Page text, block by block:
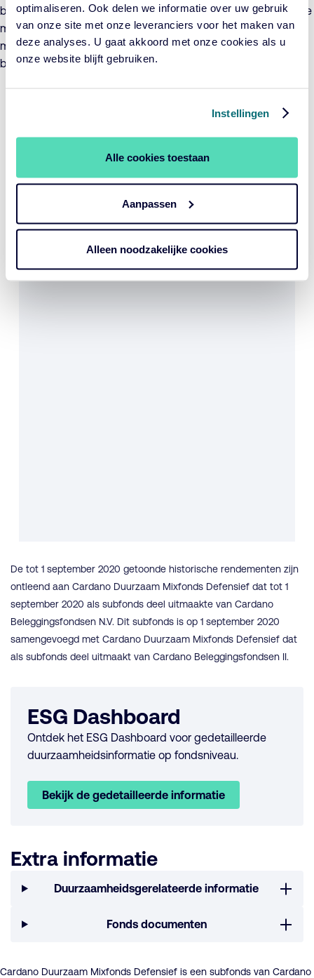
optimaliseren. Ook delen we informatie over uw gebruik
van onze site met onze leveranciers voor het maken van
deze analyses. U gaat akkoord met onze cookies als u
onze website blijft gebruiken.
Instellingen
Alle cookies toestaan
Aanpassen
Alleen noodzakelijke cookies
belegd kan worden. Hierdoor kan er worden ingespeeld op de
marktontwikkelingen en economische vooruitzichten door
meer of juist minder te beleggen in een specifieke
beleggingscategorie.
3,18%
Benchmark
4,40% 7,66% 8,03% 3,31%
Bekijk performance
3 jaar 5 jaar
De tot 1 september 2020 getoonde historische rendementen zijn
ontleend aan Cardano Duurzaam Mixfonds Defensief dat tot 1
september 2020 als subfonds deel uitmaakte van Cardano
Beleggingsfondsen N.V. Dit subfonds is op 1 september 2020
samengevoegd met Cardano Duurzaam Mixfonds Defensief dat
als subfonds deel uitmaakt van Cardano Beleggingsfondsen II.
ESG Dashboard
Ontdek het ESG Dashboard voor gedetailleerde
duurzaamheidsinformatie op fondsniveau.
Bekijk de gedetailleerde informatie
Extra informatie
Duurzaamheidsgerelateerde informatie
Fonds documenten
Cardano Duurzaam Mixfonds Defensief is een subfonds van Cardano